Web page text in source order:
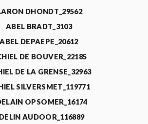
DHONDT_29562
ABEL BRADT_3103
ABEL DEPAEPE_20612
DE BOUVER_22185
DE LA GRENSE_32963
SILVERSMET_119771
OPSOMER_16174
AUDOOR_116889